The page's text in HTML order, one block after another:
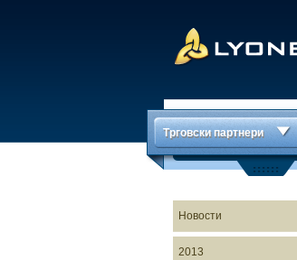
Трговски партнери
Новости
2013